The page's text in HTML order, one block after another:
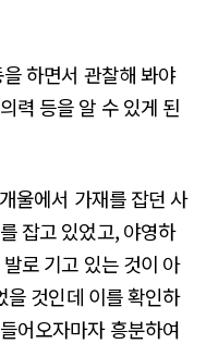
하면서 관찰해 봐야
력 등을 알 수 있게 된
울에서 가재를 잡던 사
잡고 있었고, 야영하
로 기고 있는 것이 아
을 것인데 이를 확인하
어오자마자 흥분하여